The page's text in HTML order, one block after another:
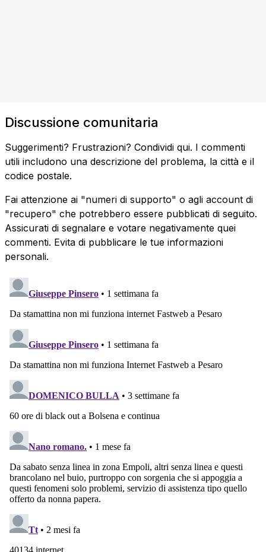
Discussione comunitaria
Suggerimenti? Frustrazioni? Condividi qui. I commenti
utili includono una descrizione del problema, la città e il
codice postale.
Fai attenzione ai "numeri di supporto" o agli account di
"recupero" che potrebbero essere pubblicati di seguito.
Assicurati di segnalare e votare negativamente quei
commenti. Evita di pubblicare le tue informazioni
personali.